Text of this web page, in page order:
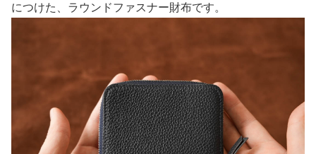
につけた、ラウンドファスナー財布です。